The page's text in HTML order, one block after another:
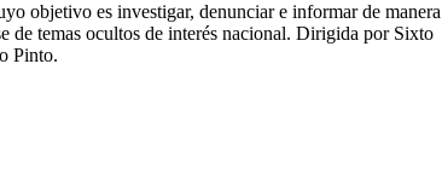
objetivo es investigar, denunciar e informar de manera
de temas ocultos de interés nacional. Dirigida por Sixto
Pinto.